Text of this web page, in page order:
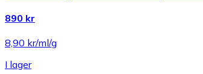
890 kr
8,90 kr/ml/g
I lager